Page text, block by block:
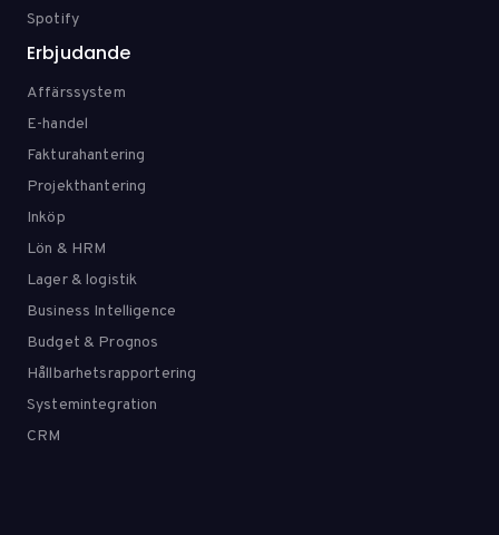
Spotify
Erbjudande
Affärssystem
E-handel
Fakturahantering
Projekthantering
Inköp
Lön & HRM
Lager & logistik
Business Intelligence
Budget & Prognos
Hållbarhetsrapportering
Systemintegration
CRM